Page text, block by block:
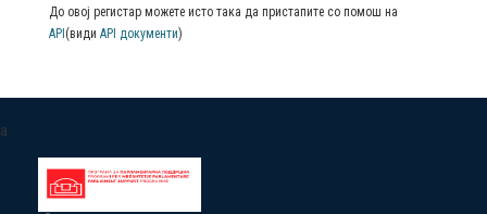
До овој регистар можете исто така да пристапите со помош на
API (види API документи)
a